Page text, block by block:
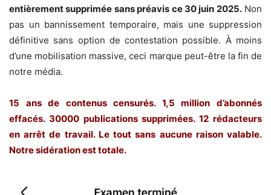
entièrement supprimée sans préavis ce 30 juin 2025.Non
pas un bannissement temporaire, mais une suppression
définitive sans option de contestation possible. À moins
d’une mobilisation massive, ceci marque peut-être la fin de
notre média.
15 ans de contenus censurés. 1,5 million d’abonnés
effacés. 30000 publications supprimées. 12 rédacteurs
en arrêt de travail. Le tout sans aucune raison valable.
Notre sidération est totale.